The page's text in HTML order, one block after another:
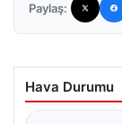
Paylaş:
Hava Durumu